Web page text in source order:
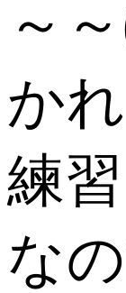
～
か
練
な